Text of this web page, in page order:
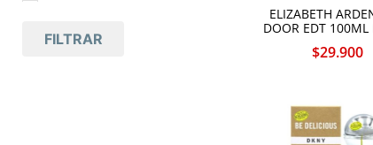
DKNY
FILTRAR
ELIZABETH
DOOR EDT 100ML
$29.900